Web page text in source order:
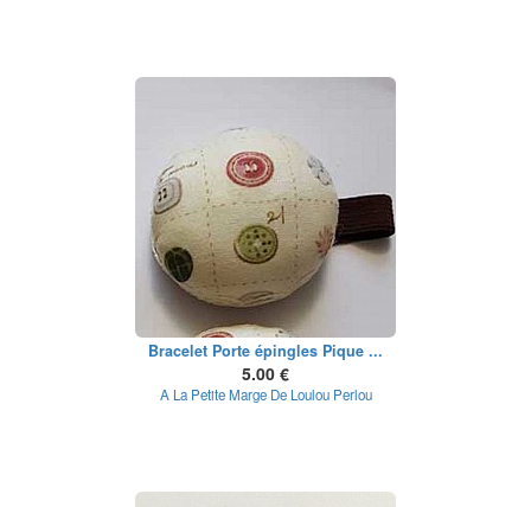
Bracelet Porte épingles Pique ...
5.00 €
A La Petite Marge De Loulou Perlou